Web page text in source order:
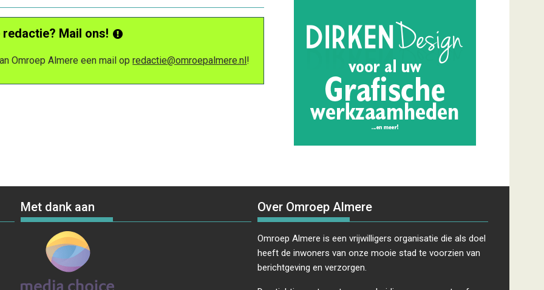
Mail ons!
Omroep Almere een mail opredactie@omroepalmere.nl!
Met dank aan Over Omroep Almere
Omroep Almere is een vrijwilligers organisatie die als doel
heeft de inwoners van onze mooie stad te voorzien van
berichtgeving en verzorgen.